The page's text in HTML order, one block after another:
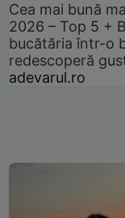
Cea mai bună
2026 – Top 5 +
bucătăria într-o
redescoperă
adevarul.ro